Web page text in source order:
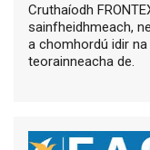
Cruthaíodh
sainfheidhmeach,
a chomhordú idir
teorainneacha de.